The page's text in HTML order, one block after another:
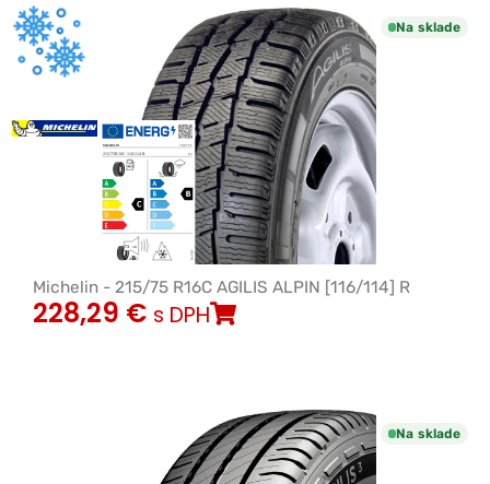
Na sklade
Michelin - 215/75 R16C AGILIS ALPIN [116/114] R
228,29 € s DPH
Na sklade